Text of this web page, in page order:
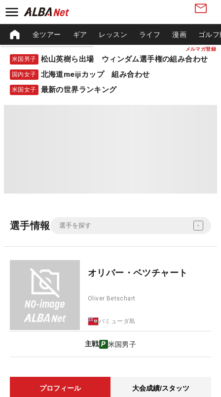
メルマガ登録
全ツアー ギア レッスン ライフ 漫画 ゴル
米国男子 松山英樹ら出場 ウィンダム選手権の組み合わせ
国内女子 北海道meijiカップ 組み合わせ
米国女子 最新の世界ランキング
選手情報
オリバー・ベツチャート
Oliver Betschart
バミューダ島
主戦 米国男子
プロフィール 大会成績/スタッツ